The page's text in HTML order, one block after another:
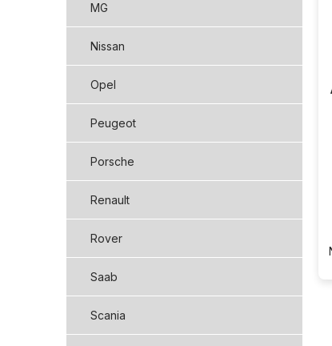
MG
Nissan
Opel
Peugeot
Porsche
Renault
Rover
Saab
Scania